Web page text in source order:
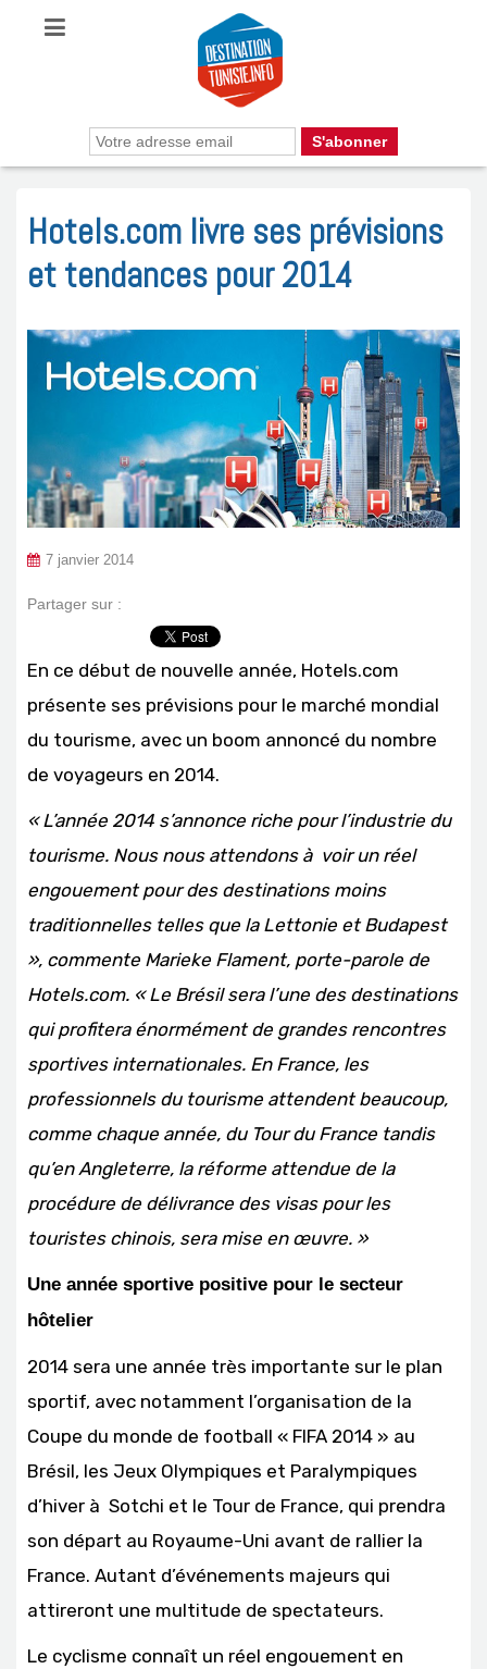
Hotels.com livre ses prévisions
et tendances pour 2014
7 janvier 2014
Partager sur :
En ce début de nouvelle année, Hotels.com
présente ses prévisions pour le marché mondial
du tourisme, avec un boom annoncé du nombre
de voyageurs en 2014.
« L’année 2014 s’annonce riche pour l’industrie du
tourisme. Nous nous attendons à voir un réel
engouement pour des destinations moins
traditionnelles telles que la Lettonie et Budapest
», commente Marieke Flament, porte-parole de
Hotels.com. « Le Brésil sera l’une des destinations
qui profitera énormément de grandes rencontres
sportives internationales. En France, les
professionnels du tourisme attendent beaucoup,
comme chaque année, du Tour du France tandis
qu’en Angleterre, la réforme attendue de la
procédure de délivrance des visas pour les
touristes chinois, sera mise en œuvre. »
Une année sportive positive pour le secteur
hôtelier
2014 sera une année très importante sur le plan
sportif, avec notamment l’organisation de la
Coupe du monde de football « FIFA 2014 » au
Brésil, les Jeux Olympiques et Paralympiques
d’hiver à Sotchi et le Tour de France, qui prendra
son départ au Royaume-Uni avant de rallier la
France. Autant d’événements majeurs qui
attireront une multitude de spectateurs.
Le cyclisme connaît un réel engouement en